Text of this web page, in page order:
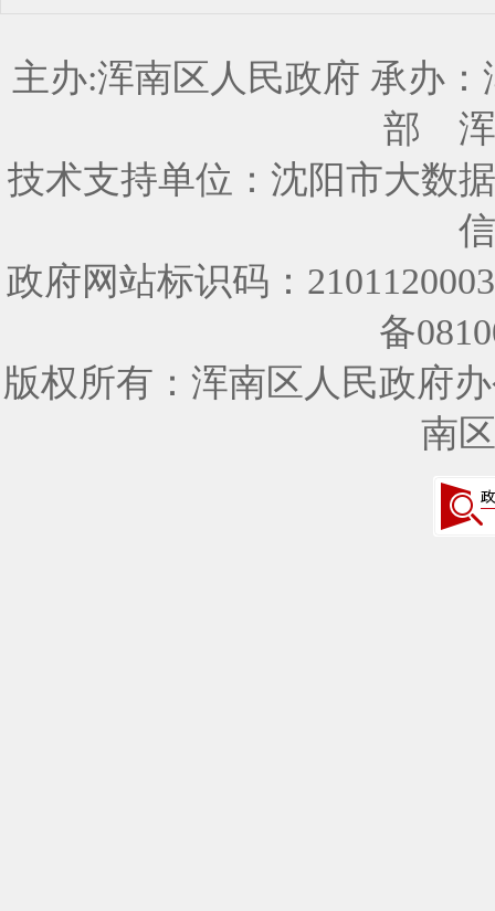
主办:浑南区人民政府 承办
部
技术支持单位：沈阳市大数
政府网站标识码：
备
版权所有：浑南区人民政府
南